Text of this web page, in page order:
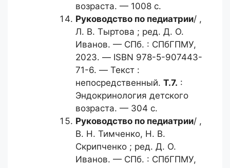
возраста. — 1008 с.
Руководство по педиатрии/ ,
Л. В. Тыртова ; ред. Д. О.
Иванов. — СПб. : СПбГПМУ,
2023. — ISBN 978-5-907443-
71-6. — Текст :
непосредственный. Т.7. :
Эндокринология детского
возраста. — 304 с.
Руководство по педиатрии/ ,
В. Н. Тимченко, Н. В.
Скрипченко ; ред. Д. О.
Иванов. — СПб. : СПбГПМУ,